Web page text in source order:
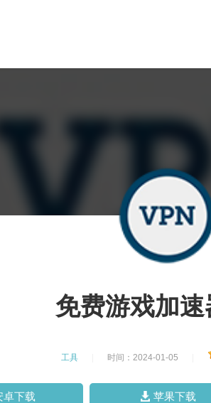
免费游戏加速
工具 时间：2024-01-05
卓下载 苹果下载